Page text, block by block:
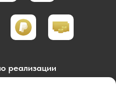
реализации